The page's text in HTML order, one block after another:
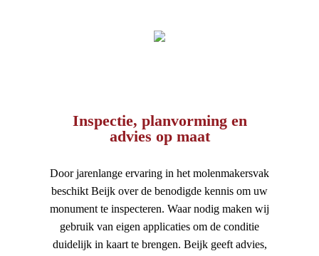
Inspectie, planvorming en
advies op maat
Door jarenlange ervaring in het molenmakersvak
beschikt Beijk over de benodigde kennis om uw
monument te inspecteren. Waar nodig maken wij
gebruik van eigen applicaties om de conditie
duidelijk in kaart te brengen. Beijk geeft advies,